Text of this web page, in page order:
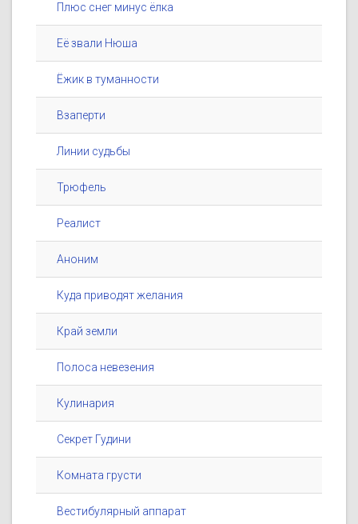
Плюс снег минус ёлка
Её звали Нюша
Ёжик в туманности
Взаперти
Линии судьбы
Трюфель
Реалист
Аноним
Куда приводят желания
Край земли
Полоса невезения
Кулинария
Секрет Гудини
Комната грусти
Вестибулярный аппарат